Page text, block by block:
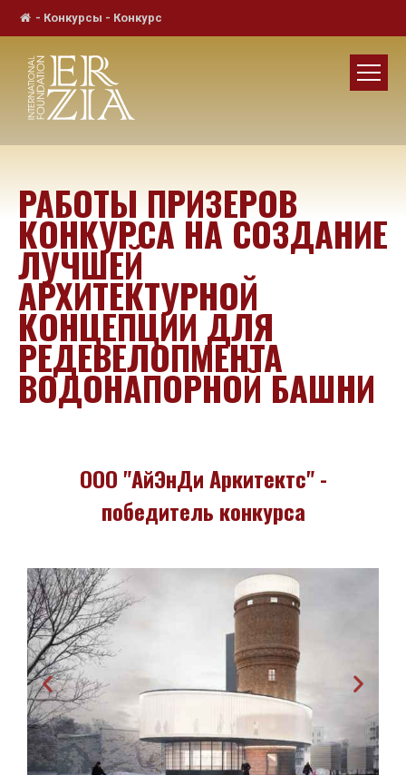
- Конкурсы - Конкурс
РАБОТЫ ПРИЗЕРОВ
КОНКУРСА НА СОЗДАНИЕ
ЛУЧШЕЙ
АРХИТЕКТУРНОЙ
КОНЦЕПЦИИ ДЛЯ
РЕДЕВЕЛОПМЕНТА
ВОДОНАПОРНОЙ БАШНИ
ООО "АйЭнДи Аркитектс" -
победитель конкурса